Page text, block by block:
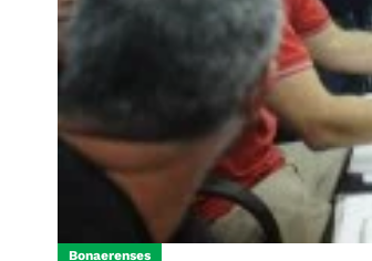
Bonaerenses